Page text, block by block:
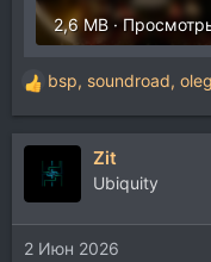
Р
е
а
и
и
:
bsp, soundroad,
Zit
Ubiquity
2 Июн 2026